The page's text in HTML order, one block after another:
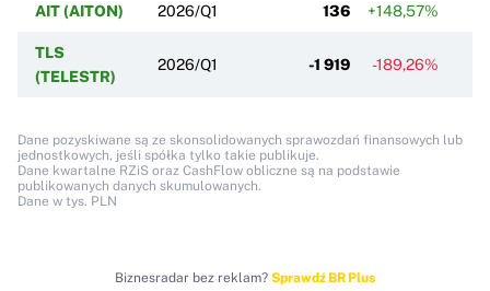
AIT (AITON) 2026/Q1 136 +148,57%
TLS
(TELESTR)
2026/Q1 -1 919 -189,26%
Dane pozyskiwane są ze skonsolidowanych sprawozdań finansowych lub
jednostkowych, jeśli spółka tylko takie publikuje.
Dane kwartalne RZiS oraz CashFlow obliczne są na podstawie
publikowanych danych skumulowanych.
Dane w tys. PLN
Biznesradar bez reklam? Sprawdź BR Plus